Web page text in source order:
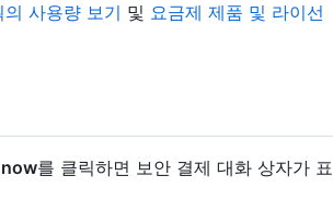
사용량 보기 및 요금제 제품 및 라이선
를 클릭하면 보안 결제 대화 상자가 표